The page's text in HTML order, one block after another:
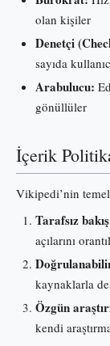
olan kişiler
Denetçi
sayıda
Arabulucu:
gönüllüler
İçerik
Vikipedi’nin
Tarafsız
açılarını
kaynaklarla
Özgün
kendi